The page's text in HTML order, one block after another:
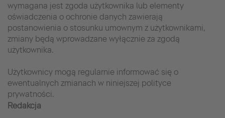
wymagana jest zgoda użytkownika lub elementy
oświadczenia o ochronie danych zawierają
postanowienia o stosunku umownym z użytkownikami,
zmiany będą wprowadzane wyłącznie za zgodą
użytkownika.
Użytkownicy mogą regularnie informować się o
ewentualnych zmianach w niniejszej polityce
prywatności.
Redakcja